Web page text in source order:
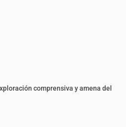
comprensiva y amena del